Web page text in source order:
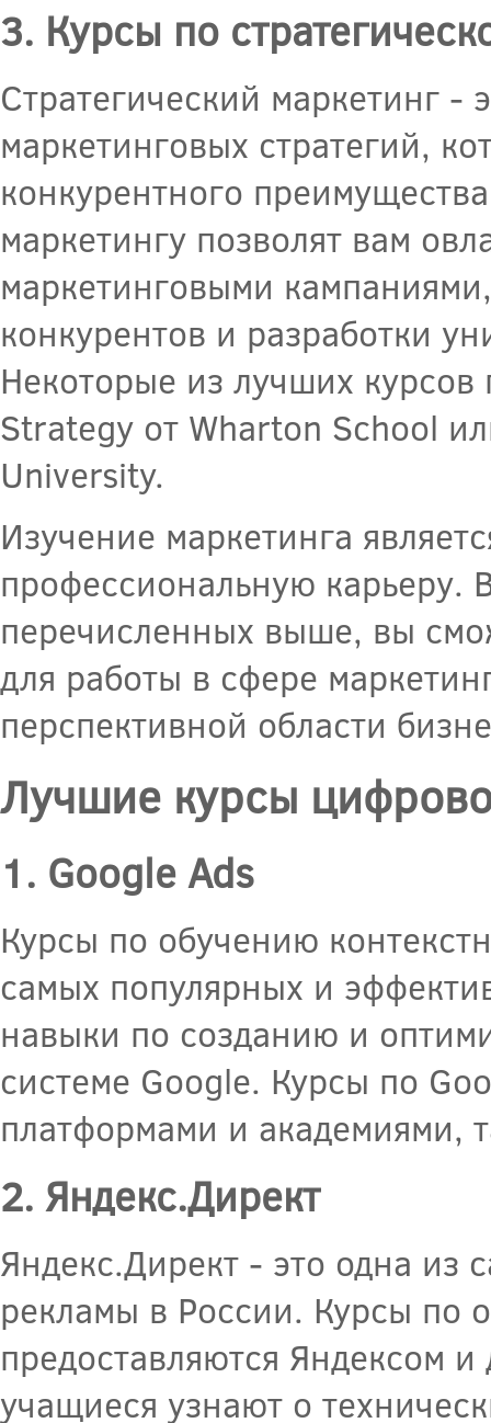
3. Курсы по
Стратегический маркетинг -
маркетинговых стратегий,
конкурентного
маркетингу позволят вам
маркетинговыми
конкурентов и разработки
Некоторые из лучших курсов
Strategy от Wharton School
University.
Изучение маркетинга
профессиональную карьеру.
перечисленных выше, вы
для работы в сфере
перспективной области
Лучшие курсы
1. Google Ads
Курсы по обучению
самых популярных и
навыки по созданию и
системе Google. Курсы по
платформами и академиями,
2. Яндекс.Директ
Яндекс.Директ - это одна из
рекламы в России. Курсы по
предоставляются Яндексом
учащиеся узнают о